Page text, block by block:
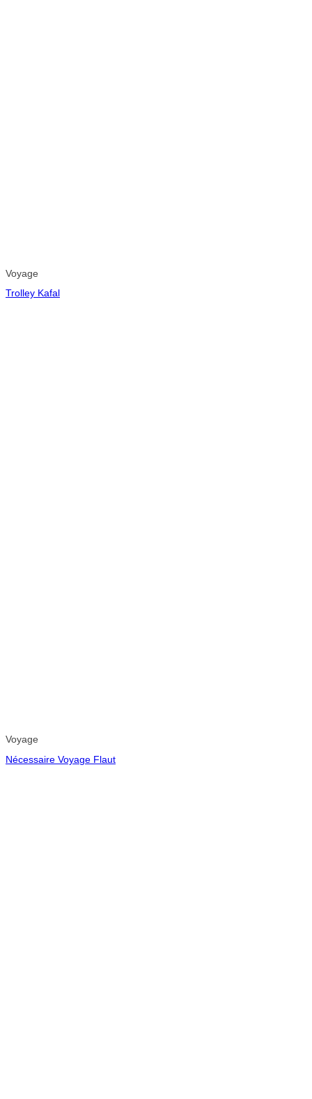
Voyage
Trolley Kafal
Voyage
Nécessaire Voyage Flaut